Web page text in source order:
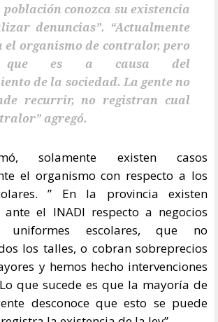
conozca su existencia
denuncias”. “Actualmente
el organismo de contralor, pero
que es a causa del
de la sociedad. La gente no
recurrir, no registran cual
agregó.
solamente existen casos
el organismo con respecto a los
” En la provincia existen
ante el INADI respecto a negocios
uniformes escolares, que no
los talles, o cobran sobreprecios
y hemos hecho intervenciones
que sucede es que la mayoría de
desconoce que esto se puede